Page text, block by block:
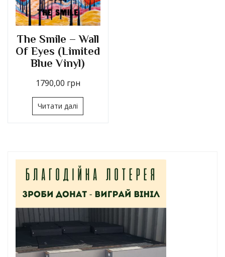
The Smile – Wall
Of Eyes (Limited
Blue Vinyl)
1790,00 грн
Читати далі